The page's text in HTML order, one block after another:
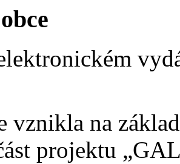
vznikla na
projektu